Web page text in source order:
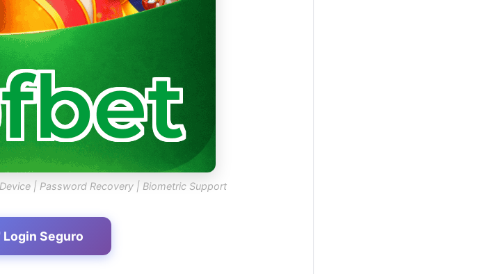
| Password Recovery | Biometric Support
Login Seguro